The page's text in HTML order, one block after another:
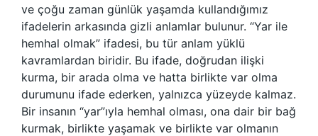
ve çoğu zaman günlük yaşamda kullandığımız
ifadelerin arkasında gizli anlamlar bulunur. “Yar ile
hemhal olmak” ifadesi, bu tür anlam yüklü
kavramlardan biridir. Bu ifade, doğrudan ilişki
kurma, bir arada olma ve hatta birlikte var olma
durumunu ifade ederken, yalnızca yüzeyde kalmaz.
Bir insanın “yar”ıyla hemhal olması, ona dair bir bağ
kurmak, birlikte yaşamak ve birlikte var olmanın